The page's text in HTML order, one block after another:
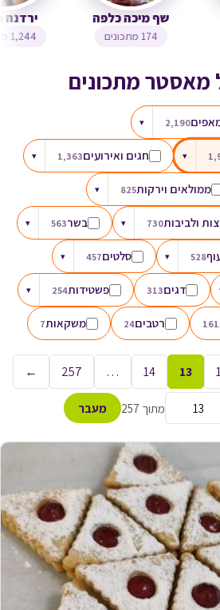
שף מיכה כלפה ליאת קאדר
מאסטר מתכונים
2,190
▾
▾ חגים ואירועים1,363
▾
ממולאים וירקות825
▾
ולביבות730
▾ בשר563
▾
528
▾ סלטים457
▾
דגים313 פשטידות254
▾
161 רטבים24 משקאות7
13
14
…
257
←
מתוך 257 מעבר